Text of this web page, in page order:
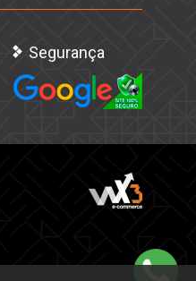
Segurança